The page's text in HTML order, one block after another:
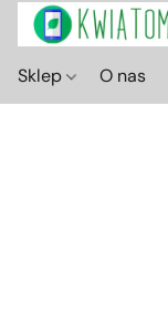
Sklep O nas